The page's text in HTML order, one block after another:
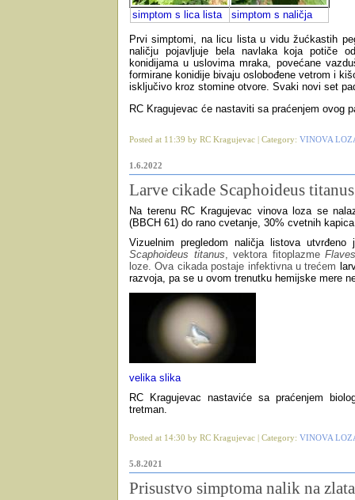
simptom s lica lista simptom s naličja
Prvi simptomi, na licu lista u vidu žućkastih
naličju pojavljuje bela navlaka koja potiče
konidijama u uslovima mraka, povećane
formirane konidije bivaju oslobođene vetrom i
isključivo kroz stomine otvore. Svaki novi set
RC Kragujevac će nastaviti sa praćenjem ovog
Posted at 11:39 by RC Kragujevac | Category: VINOVA
1.6.2022
Larve cikade Scaphoideus titanus
Na terenu RC Kragujevac vinova loza se
(BBCH 61) do rano cvetanje, 30% cvetnih
Vizuelnim pregledom naličja listova
Scaphoideus titanus, vektora fitoplazme
loze. Ova cikada postaje infektivna u trećem
razvoja, pa se u ovom trenutku hemijske mere
velika slika
RC Kragujevac nastaviće sa praćenjem
tretman.
Posted at 14:30 by RC Kragujevac | Category: VINOVA
5.8.2021
Prisustvo simptoma nalik na